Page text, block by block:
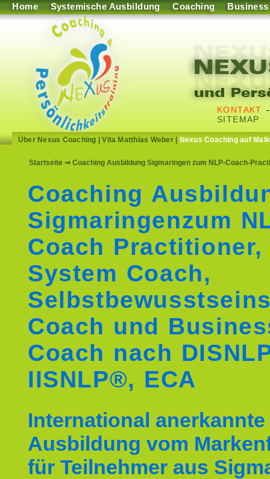
Home Systemische Ausbildung Coaching Business
KONTAKT
SITEMAP
Über Nexus Coaching |Vita Matthias Weber| Nexus Coaching auf
Startseite ⇒ Coaching Ausbildung Sigmaringen zum NLP-Coach-
Coaching
Sigmaringenzum
Coach Practitioner,
System Coach,
Coach und
Coach nach
IISNLP®, ECA
International
Ausbildung vom
für Teilnehmer aus